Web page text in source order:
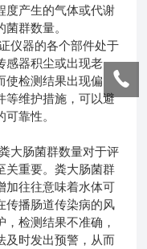
度产生的气体或代谢
群数量。
器的各个部件处于
感器积尘或出现老
使检测结果出现偏
等维护措施，可以避
靠性。
肠菌群数量对于评
关重要。粪大肠菌群
加往往意味着水体可
传播肠道传染病的风
检测结果不准确，
及时发出预警，从而